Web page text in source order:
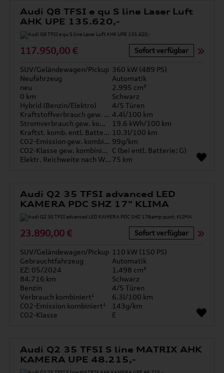
Audi Q8 TFSI e qu S line Laser Luft
AHK UPE 135.620,-
117.950,00 € Sofort verfügbar
SUV/Geländewagen/Pickup 360 kW (489 PS)
Neufahrzeug
Automatik
neu
2.995 cm³
0 km
Schwarz
Hybrid (Benzin/Elektro)
4/5 Türen
Kraftstoffverbrauch gew. kombiniert 4.4l/100 km
Stromverbrauch gew. kombiniert
19.6 kWh/100 km
Kraftst. komb. entl. Batterie 10.3l/100 km
CO2-Emission gew. kombiniert 99g/km
CO2-Klasse gew. kombiniert C (bei entl. Batterie: G)
Elektr. Reichweite nach WLTP* 75 km
Audi Q2 35 TFSI advanced LED
KAMERA PDC SHZ 17" KLIMA
23.890,00 € Sofort verfügbar
SUV/Geländewagen/Pickup 110 kW (150 PS)
Gebrauchtfahrzeug
Automatik
EZ: 05/2024
1.498 cm³
84.716 km
Schwarz
Benzin
4/5 Türen
Verbrauch kombiniert¹
6.3l/100 km
CO2-Emission kombiniert¹
143g/km
CO2-Klasse
E
Audi Q2 35 TFSI S line MATRIX AHK
KAMERA UPE 48.215,-